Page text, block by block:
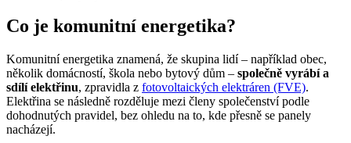
Co je komunitní energetika?
Komunitní energetika znamená, že skupina lidí – například obec,
několik domácností, škola nebo bytový dům – společně vyrábí a
sdílí elektřinu, zpravidla z fotovoltaických elektráren (FVE).
Elektřina se následně rozděluje mezi členy společenství podle
dohodnutých pravidel, bez ohledu na to, kde přesně se panely
nacházejí.